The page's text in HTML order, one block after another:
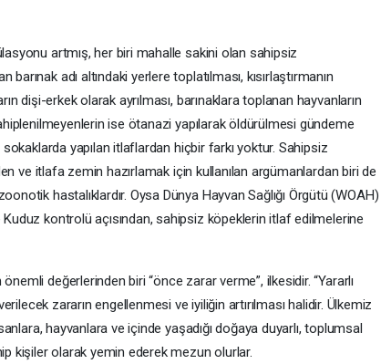
artmış, her biri mahalle sakini olan sahipsiz
adı altındaki yerlere toplatılması, kısırlaştırmanın
dişi-erkek olarak ayrılması, barınaklara toplanan hayvanların
ise ötanazi yapılarak öldürülmesi gündeme
yapılan itlaflardan hiçbir farkı yoktur. Sahipsiz
ve itlafa zemin hazırlamak için kullanılan argümanlardan biri de
hastalıklardır. Oysa Dünya Hayvan Sağlığı Örgütü (WOAH)
kontrolü açısından, sahipsiz köpeklerin itlaf edilmelerine
değerlerinden biri “önce zarar verme”, ilkesidir. “Yararlı
zararın engellenmesi ve iyiliğin artırılması halidir. Ülkemiz
hayvanlara ve içinde yaşadığı doğaya duyarlı, toplumsal
kişiler olarak yemin ederek mezun olurlar.